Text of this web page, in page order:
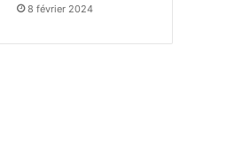
8 février 2024